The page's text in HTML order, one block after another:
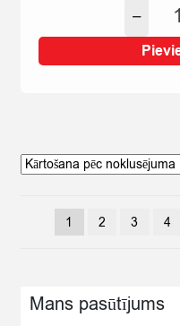
was:
€6,89.
€5,29.
−
1 2 3 4
Mans pasūtījums